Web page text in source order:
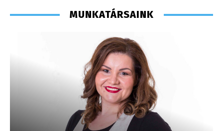
MUNKATÁRSAINK